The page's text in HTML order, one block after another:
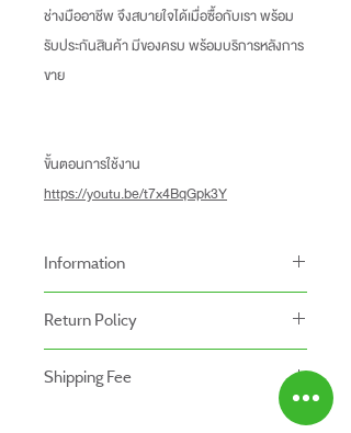
ช่างมืออาชีพ จึงสบายใจได้เมื่อซื้อกับเรา พร้อม
รับประกันสินค้า มีของครบ พร้อมบริการหลังการ
ขาย
ขั้นตอนการใช้งาน
https://youtu.be/t7x4BqGpk3Y
Information
หน้าร้านและสาขาของเรา
-ระยะเวลารับประกันสินค้าบนเว็ปไซท์อาจจะแตก
ต่างจากการซื้อสินค้าหน้าร้าน
Return Policy
- สินค้าสามารถคืนได้ภายใน 7 วัน หลังจากรับ
Shipping Fee
- สินค้ายังไม่รวมค่าจัดส่ง ผู้ซื้อเป็นผู้รับผิดชอบ